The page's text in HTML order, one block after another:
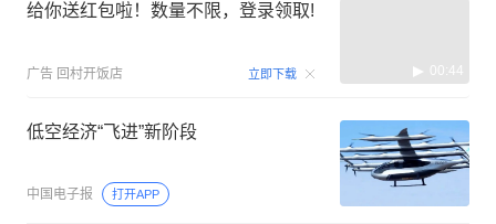
给你送红包啦！数量不限，登录领取!
广告 回村开饭店 立即下载 00:44
低空经济“飞进”新阶段
中国电子报 打开APP